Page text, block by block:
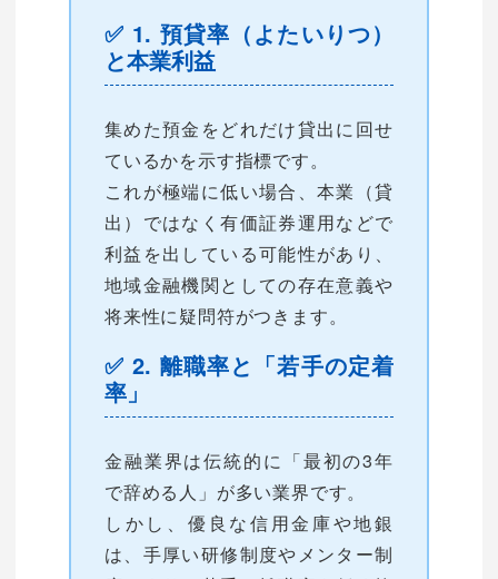
✅ 1. 預貸率（よたいりつ）
と本業利益
集めた預金をどれだけ貸出に回せ
ているかを示す指標です。
これが極端に低い場合、本業（貸
出）ではなく有価証券運用などで
利益を出している可能性があり、
地域金融機関としての存在意義や
将来性に疑問符がつきます。
✅ 2. 離職率と「若手の定着
率」
金融業界は伝統的に「最初の3年
で辞める人」が多い業界です。
しかし、優良な信用金庫や地銀
は、手厚い研修制度やメンター制